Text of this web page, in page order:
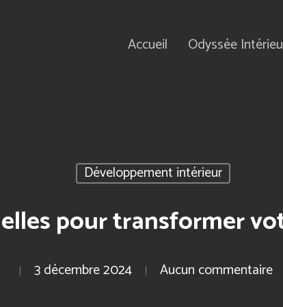
Accueil Odyssée
Développement intérieur
pour transformer
3 décembre 2024 Aucun commentaire